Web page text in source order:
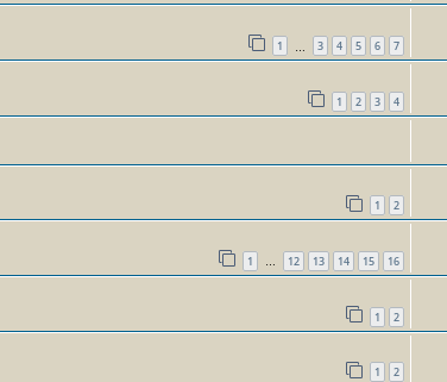
1 3 4 5 6 7
1 2 3 4
1 2
1 … 12 13 14 15 16
1 2
1 2